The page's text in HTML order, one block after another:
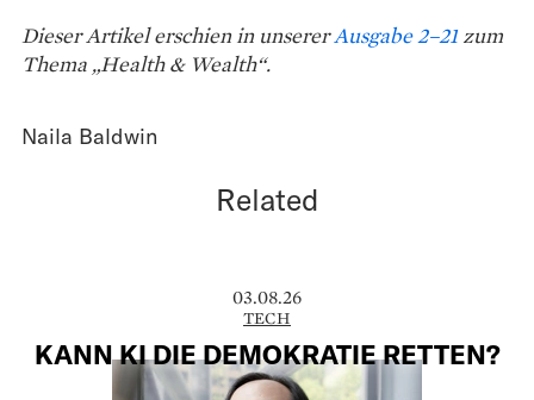
Dieser Artikel erschien in unsererAusgabe 2–21zum
Thema „Health & Wealth“.
Naila Baldwin
Related
03.08.26
TECH
KANN KI DIE DEMOKRATIE RETTEN?